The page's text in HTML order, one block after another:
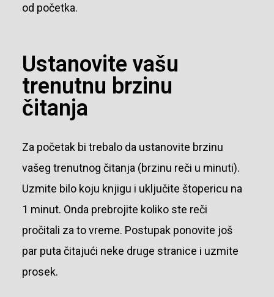
od početka.
Ustanovite vašu
trenutnu brzinu
čitanja
Za početak bi trebalo da ustanovite brzinu
vašeg trenutnog čitanja (brzinu reči u minuti).
Uzmite bilo koju knjigu i uključite štopericu na
1 minut. Onda prebrojite koliko ste reči
pročitali za to vreme. Postupak ponovite još
par puta čitajući neke druge stranice i uzmite
prosek.